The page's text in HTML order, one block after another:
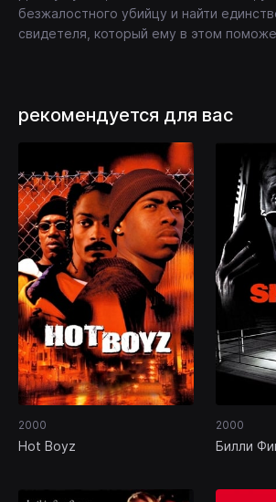
безжалостного убийцу и найти
свидетеля, который ему в этом
рекомендуется для вас
2000
Hot Boyz
2000
Билли